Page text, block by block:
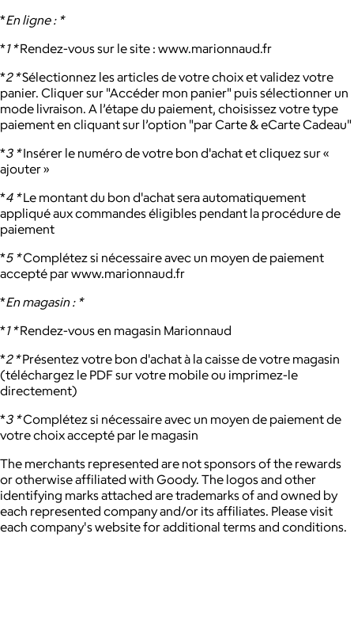
*En ligne : *
*1 *Rendez-vous sur le site : www.marionnaud.fr
*2 *Sélectionnez les articles de votre choix et validez votre
panier. Cliquer sur "Accéder mon panier" puis sélectionner un
mode livraison. A l’étape du paiement, choisissez votre type
paiement en cliquant sur l’option "par Carte & eCarte Cadeau"
*3 *Insérer le numéro de votre bon d'achat et cliquez sur «
ajouter »
*4 *Le montant du bon d'achat sera automatiquement
appliqué aux commandes éligibles pendant la procédure de
paiement
*5 *Complétez si nécessaire avec un moyen de paiement
accepté par www.marionnaud.fr
*En magasin : *
*1 *Rendez-vous en magasin Marionnaud
*2 *Présentez votre bon d'achat à la caisse de votre magasin
(téléchargez le PDF sur votre mobile ou imprimez-le
directement)
*3 *Complétez si nécessaire avec un moyen de paiement de
votre choix accepté par le magasin
The merchants represented are not sponsors of the rewards
or otherwise affiliated with Goody. The logos and other
identifying marks attached are trademarks of and owned by
each represented company and/or its affiliates. Please visit
each company's website for additional terms and conditions.